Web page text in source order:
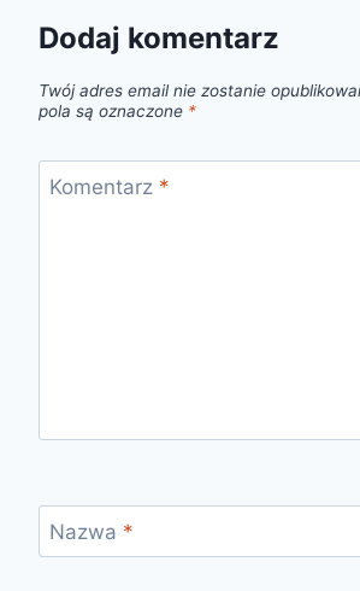
Dodaj komentarz
Twój adres email nie zostanie
pola są oznaczone *
Komentarz *
Nazwa *